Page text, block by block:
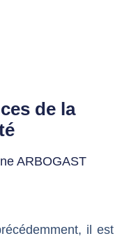
de la
ARBOGAST
il est